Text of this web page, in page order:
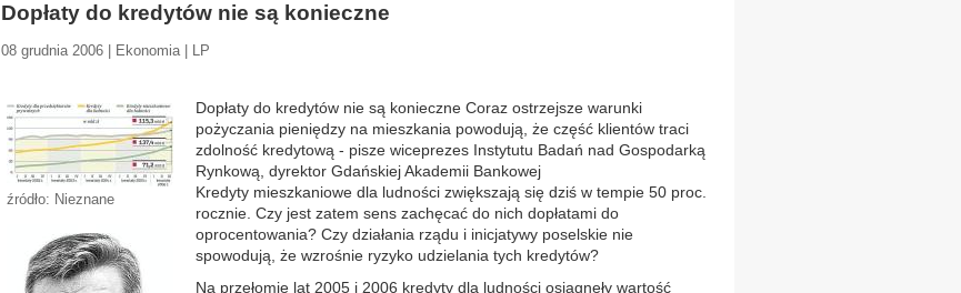
Dopłaty do kredytów nie są konieczne
08 grudnia 2006 | Ekonomia | LP
źródło: Nieznane
Dopłaty do kredytów nie są konieczne Coraz ostrzejsze warunki
pożyczania pieniędzy na mieszkania powodują, że część klientów traci
zdolność kredytową - pisze wiceprezes Instytutu Badań nad Gospodarką
Rynkową, dyrektor Gdańskiej Akademii Bankowej
Kredyty mieszkaniowe dla ludności zwiększają się dziś w tempie 50 proc.
rocznie. Czy jest zatem sens zachęcać do nich dopłatami do
oprocentowania? Czy działania rządu i inicjatywy poselskie nie
spowodują, że wzrośnie ryzyko udzielania tych kredytów?
Na przełomie lat 2005 i 2006 kredyty dla ludności osiągnęły wartość